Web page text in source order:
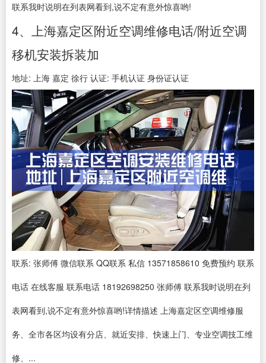
联系我时说明在列表网看到,说不定有意外惊喜哟!
4、上海嘉定区附近空调维修电话/附近空调
移机安装拆装加
地址: 上海 嘉定 徐行 认证: 手机认证 身份证认证
联系: 张师傅 微信联系 QQ联系 私信 13571858610 免费预约 联系
电话 在线客服 联系电话 18192698250 张师傅 联系我时说明在列
表网看到,说不定有意外惊喜哟!详情描述 上海嘉定区空调维修服
务、全市各区均设有分店、就近安排、快速上门、专业空调技工维
修、...